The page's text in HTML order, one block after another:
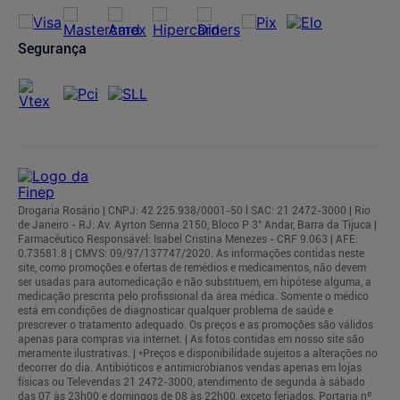
Segurança
Drogaria Rosário | CNPJ: 42.225.938/0001-50 l SAC: 21 2472-3000 | Rio
de Janeiro - RJ: Av. Ayrton Senna 2150, Bloco P 3° Andar, Barra da Tijuca |
Farmacêutico Responsável: Isabel Cristina Menezes - CRF 9.063 | AFE:
0.73581.8 | CMVS: 09/97/137747/2020. As informações contidas neste
site, como promoções e ofertas de remédios e medicamentos, não devem
ser usadas para automedicação e não substituem, em hipótese alguma, a
medicação prescrita pelo profissional da área médica. Somente o médico
está em condições de diagnosticar qualquer problema de saúde e
prescrever o tratamento adequado. Os preços e as promoções são válidos
apenas para compras via internet. | As fotos contidas em nosso site são
meramente ilustrativas. | *Preços e disponibilidade sujeitos a alterações no
decorrer do dia. Antibióticos e antimicrobianos vendas apenas em lojas
físicas ou Televendas 21 2472-3000, atendimento de segunda à sábado
das 07 às 23h00 e domingos de 08 às 22h00, exceto feriados. Portaria nº